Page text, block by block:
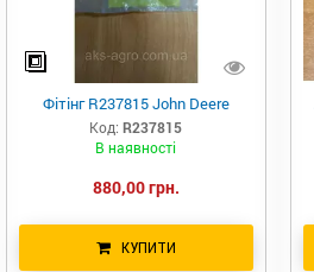
Фітінг R237815 John Deere
Код: R237815
В наявності
880,00 грн.
КУПИТИ